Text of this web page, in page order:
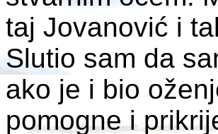
taj Jovanović i
Slutio sam da
ako je i bio
pomogne i